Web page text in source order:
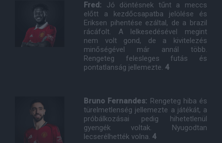
Fred: Jó döntésnek tűnt a meccs
előtt a kezdőcsapatba jelölése és
Eriksen pihentése ezáltal, de a brazil
rácáfolt. A lelkesedésével megint
nem volt gond, de a kivitelezés
minőségével már annál több.
Rengeteg felesleges futás és
pontatlanság jellemezte. 4
Bruno Fernandes: Rengeteg hiba és
türelmetlenség jellemezte a játékát, a
próbálkozásai pedig hihetetlenül
gyengék voltak. Nyugodtan
lecserélhették volna. 4